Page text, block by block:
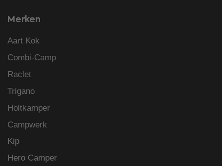
Merken
Aart Kok
Combi-Camp
Raclet
Trigano
Holtkamper
Campwerk
Kip
Hero Camper